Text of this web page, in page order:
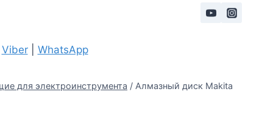
Viber| WhatsApp
для электроинструмента / Алмазный диск Makita